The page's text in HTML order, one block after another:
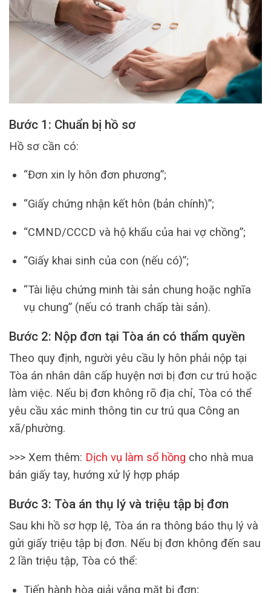
Bước 1: Chuẩn bị hồ sơ
Hồ sơ cần có:
“Đơn xin ly hôn đơn phương”;
“Giấy chứng nhận kết hôn (bản chính)”;
“CMND/CCCD và hộ khẩu của hai vợ chồng”;
“Giấy khai sinh của con (nếu có)”;
“Tài liệu chứng minh tài sản chung hoặc nghĩa
vụ chung” (nếu có tranh chấp tài sản).
Bước 2: Nộp đơn tại Tòa án có thẩm quyền
Theo quy định, người yêu cầu ly hôn phải nộp tại
Tòa án nhân dân cấp huyện nơi bị đơn cư trú hoặc
làm việc. Nếu bị đơn không rõ địa chỉ, Tòa có thể
yêu cầu xác minh thông tin cư trú qua Công an
xã/phường.
>>> Xem thêm: Dịch vụ làm sổ hồng cho nhà mua
bán giấy tay, hướng xử lý hợp pháp
Bước 3: Tòa án thụ lý và triệu tập bị đơn
Sau khi hồ sơ hợp lệ, Tòa án ra thông báo thụ lý và
gửi giấy triệu tập bị đơn. Nếu bị đơn không đến sau
2 lần triệu tập, Tòa có thể:
Tiến hành hòa giải vắng mặt bị đơn;